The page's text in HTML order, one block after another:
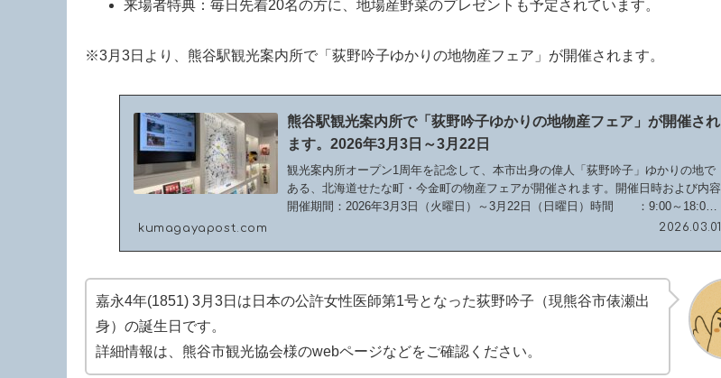
来場者特典：毎日先着20名の方に、地場産野菜のプレゼントも予定されています。
※3月3日より、熊谷駅観光案内所で「荻野吟子ゆかりの地物産フェア」が開催されます。
熊谷駅観光案内所で「荻野吟子ゆかりの地物産フェア」が開催され
ます。2026年3月3日～3月22日
観光案内所オープン1周年を記念して、本市出身の偉人「荻野吟子」ゆかりの地で
ある、北海道せたな町・今金町の物産フェアが開催されます。開催日時および内容
開催期間：2026年3月3日（火曜日）～3月22日（日曜日）時間 ：9:00～18:00
kumagayapost.com 2026.03.01
嘉永4年(1851) 3月3日は日本の公許女性医師第1号となった荻野吟子（現熊谷市俵瀬出
身）の誕生日です。
詳細情報は、熊谷市観光協会様のwebページなどをご確認ください。